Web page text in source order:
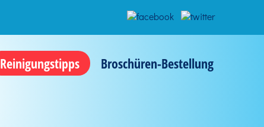
Reinigungstipps Broschüren-Bestellung